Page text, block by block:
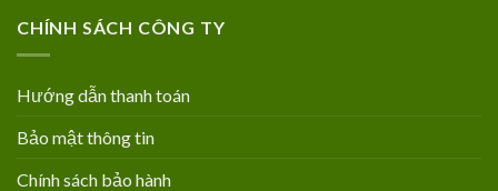
CHÍNH SÁCH CÔNG TY
Hướng dẫn thanh toán
Bảo mật thông tin
Chính sách bảo hành